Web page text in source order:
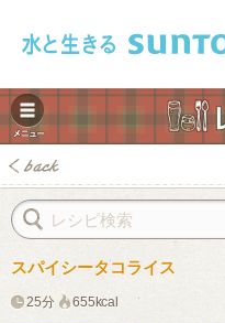
レシピ
スパイシータコライス
25分 655kcal